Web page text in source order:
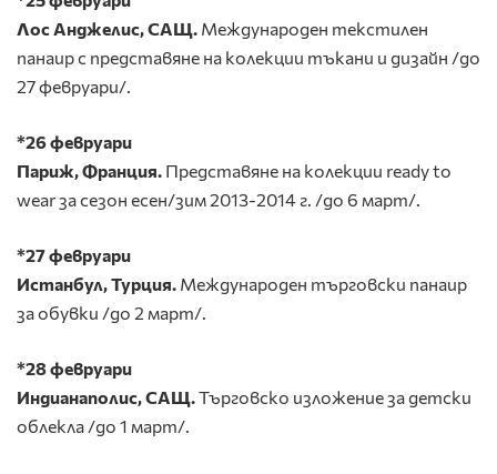
Лос Анджелис, САЩ. Международен текстилен
панаир с представяне на колекции тъкани и дизайн /до
27 февруари/.
*26 февруари
Париж, Франция. Представяне на колекции ready to
wear за сезон есен/зим 2013-2014 г. /до 6 март/.
*27 февруари
Истанбул, Турция. Международен търговски панаир
за обувки /до 2 март/.
*28 февруари
Индианаполис, САЩ.Търговско изложение за детски
облекла /до 1 март/.